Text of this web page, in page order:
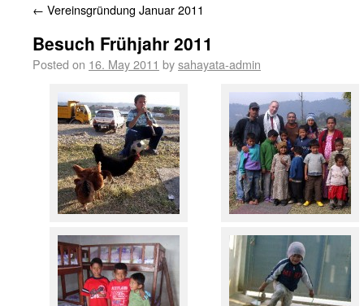
← Vereinsgründung Januar 2011
Besuch Frühjahr 2011
Posted on 16. May 2011 bysahayata-admin